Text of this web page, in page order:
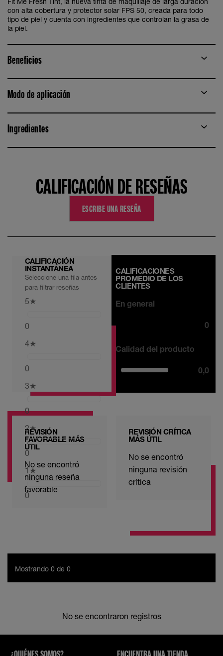
con alta cobertura y protector solar FPS 50, creada para todo
tipo de piel y cuenta con ingredientes que controlan la grasa de
la piel.
Beneficios
Modo de aplicación
Ingredientes
CALIFICACIÓN DE RESEÑAS
ESCRIBE UNA RESEÑA
CALIFICACIÓN
INSTANTÁNEA
Seleccione una fila antes
para filtrar reseñas
5★
0
4★
0
3★
0
2★
0
1★
0
CALIFICACIONES
PROMEDIO DE LOS
CLIENTES
En general
0
Calidad del producto
0,0
REVISIÓN
FAVORABLE MÁS
ÚTIL
No se encontró
ninguna reseña
favorable
REVISIÓN CRÍTICA
MÁS ÚTIL
No se encontró
ninguna revisión
crítica
Mostrando 0 de 0
No se encontraron registros